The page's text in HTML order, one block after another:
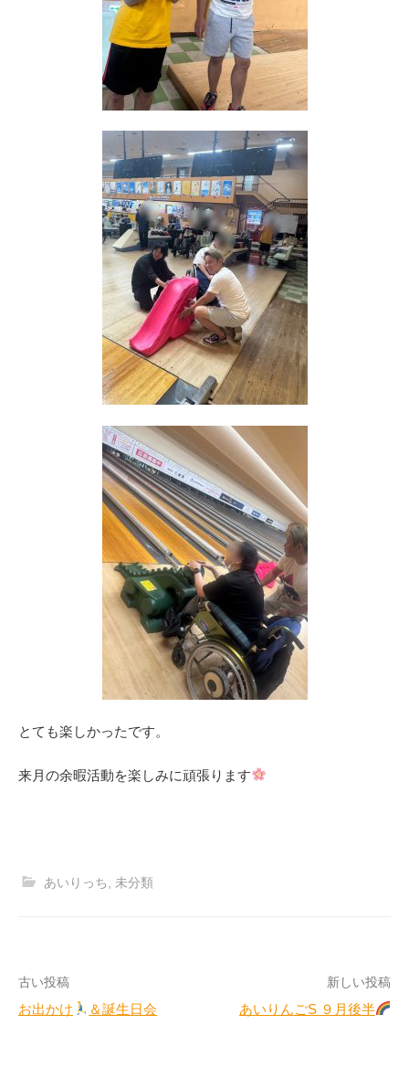
とても楽しかったです。
来月の余暇活動を楽しみに頑張ります
あいりっち 未分類
投
稿
古い投稿
お出かけ ＆誕生日会
新しい投稿
あいりんごS ９月後半